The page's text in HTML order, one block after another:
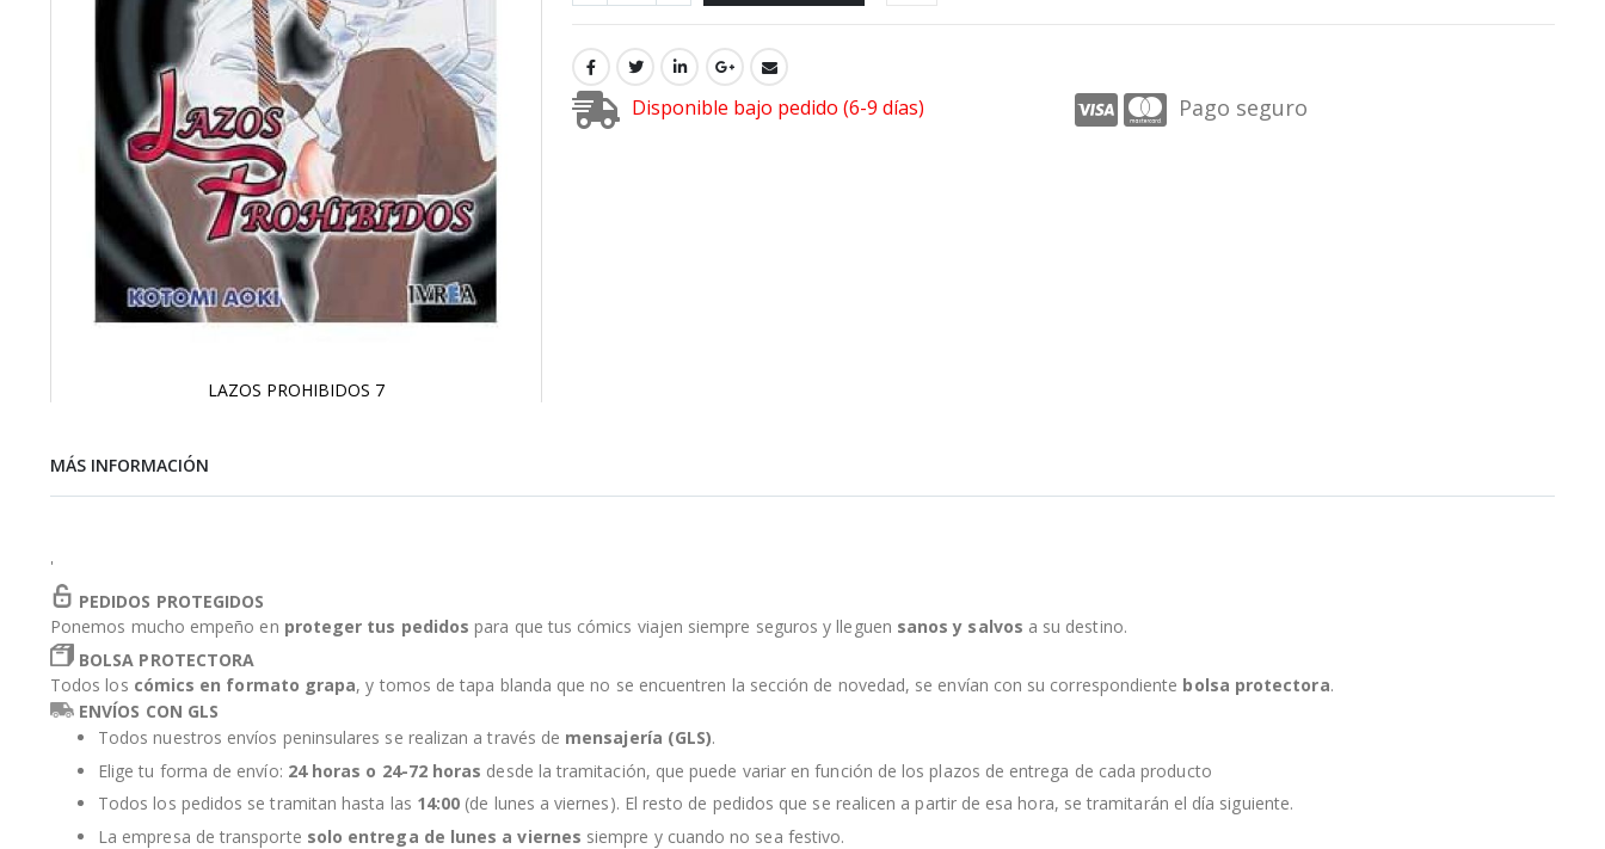
LAZOS PROHIBIDOS 7
comienzo
la
imágenes
Disponible bajo pedido (6-9 días) Pago seguro
MÁS INFORMACIÓN
'
PEDIDOS PROTEGIDOS
Ponemos mucho empeño en proteger tus pedidos para que tus cómics viajen siempre seguros y lleguen sanos y salvos a su destino.
BOLSA PROTECTORA
Todos los cómics en formato grapa, y tomos de tapa blanda que no se encuentren la sección de novedad, se envían con su correspondiente bolsa protectora.
ENVÍOS CON GLS
Todos nuestros envíos peninsulares se realizan a través de mensajería (GLS).
Elige tu forma de envío: 24 horas o 24-72 horas desde la tramitación, que puede variar en función de los plazos de entrega de cada producto
Todos los pedidos se tramitan hasta las 14:00 (de lunes a viernes). El resto de pedidos que se realicen a partir de esa hora, se tramitarán el día siguiente.
La empresa de transporte solo entrega de lunes a viernes siempre y cuando no sea festivo.